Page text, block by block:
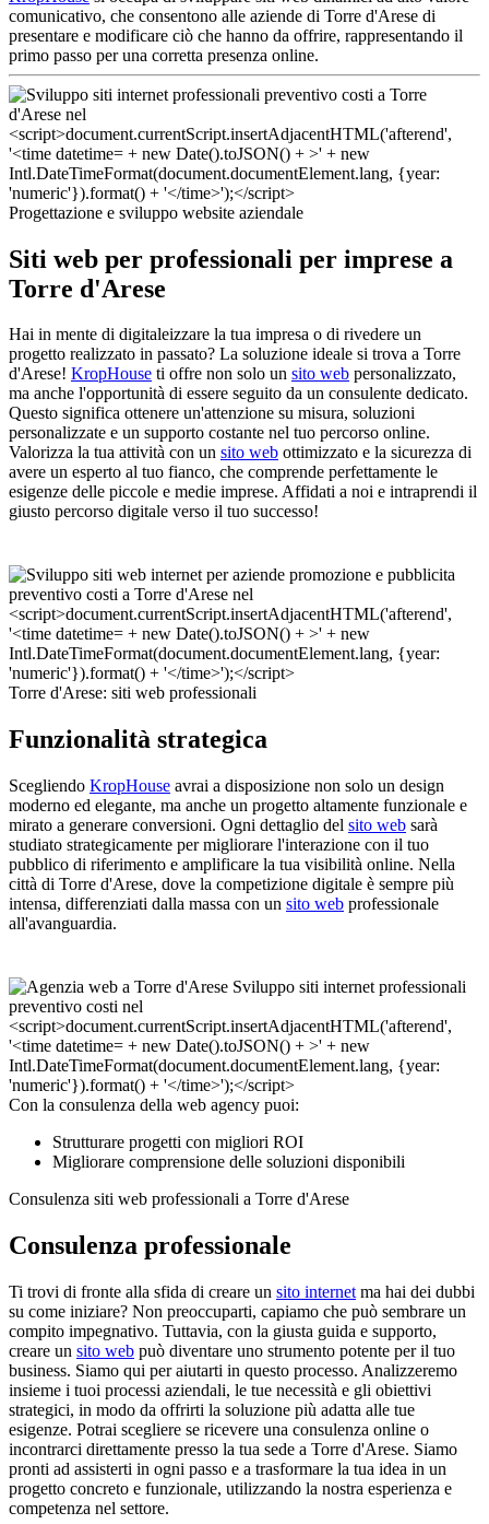
comunicativo, che consentono alle aziende di Torre d'Arese di
presentare e modificare ciò che hanno da offrire, rappresentando il
primo passo per una corretta presenza online.
Progettazione e sviluppo website aziendale
Siti web per professionali per imprese a
Torre d'Arese
Hai in mente di digitaleizzare la tua impresa o di rivedere un
progetto realizzato in passato? La soluzione ideale si trova a Torre
d'Arese! KropHouse ti offre non solo un sito web personalizzato,
ma anche l'opportunità di essere seguito da un consulente dedicato.
Questo significa ottenere un'attenzione su misura, soluzioni
personalizzate e un supporto costante nel tuo percorso online.
Valorizza la tua attività con un sito web ottimizzato e la sicurezza di
avere un esperto al tuo fianco, che comprende perfettamente le
esigenze delle piccole e medie imprese. Affidati a noi e intraprendi il
giusto percorso digitale verso il tuo successo!
Torre d'Arese: siti web professionali
Funzionalità strategica
Scegliendo KropHouse avrai a disposizione non solo un design
moderno ed elegante, ma anche un progetto altamente funzionale e
mirato a generare conversioni. Ogni dettaglio del sito web sarà
studiato strategicamente per migliorare l'interazione con il tuo
pubblico di riferimento e amplificare la tua visibilità online. Nella
città di Torre d'Arese, dove la competizione digitale è sempre più
intensa, differenziati dalla massa con un sito web professionale
all'avanguardia.
Con la consulenza della web agency puoi:
Strutturare progetti con migliori ROI
Migliorare comprensione delle soluzioni disponibili
Consulenza siti web professionali a Torre d'Arese
Consulenza professionale
Ti trovi di fronte alla sfida di creare un sito internet ma hai dei dubbi
su come iniziare? Non preoccuparti, capiamo che può sembrare un
compito impegnativo. Tuttavia, con la giusta guida e supporto,
creare un sito web può diventare uno strumento potente per il tuo
business. Siamo qui per aiutarti in questo processo. Analizzeremo
insieme i tuoi processi aziendali, le tue necessità e gli obiettivi
strategici, in modo da offrirti la soluzione più adatta alle tue
esigenze. Potrai scegliere se ricevere una consulenza online o
incontrarci direttamente presso la tua sede a Torre d'Arese. Siamo
pronti ad assisterti in ogni passo e a trasformare la tua idea in un
progetto concreto e funzionale, utilizzando la nostra esperienza e
competenza nel settore.